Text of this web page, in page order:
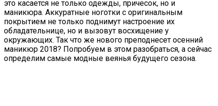
это касается не только одежды, причесок, но и
маникюра. Аккуратные ноготки с оригинальным
покрытием не только поднимут настроение их
обладательнице, но и вызовут восхищение у
окружающих. Так что же нового преподнесет осенний
маникюр 2018? Попробуем в этом разобраться, а сейчас
определим самые модные веянья будущего сезона.